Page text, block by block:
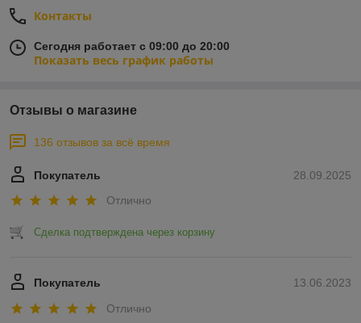
Контакты
Сегодня работает с 09:00 до 20:00
Показать весь график работы
Отзывы о магазине
136 отзывов за всё время
28.09.2025
Покупатель
Отлично
Сделка подтверждена через корзину
13.06.2023
Покупатель
Отлично